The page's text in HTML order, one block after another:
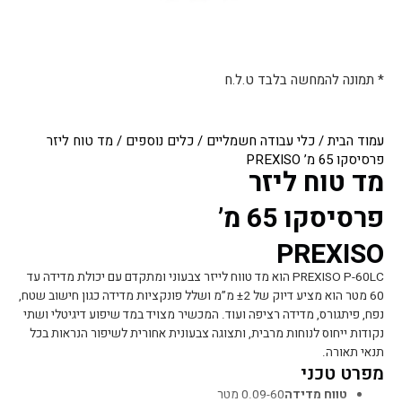
עמוד הבית/כלי עבודה חשמליים /כלים נוספים / מד טוח ליזר
פרסיסקו 65 מ’ PREXISO
מד טוח ליזר
פרסיסקו 65 מ’
PREXISO
PREXISO P-60LC הוא מד טווח לייזר צבעוני ומתקדם עם יכולת מדידה עד
60 מטר הוא מציע דיוק של ±2 מ”מ ושלל פונקציות מדידה כגון חישוב שטח,
נפח, פיתגורס, מדידה רציפה ועוד. המכשיר מצויד במד שיפוע דיגיטלי ושתי
נקודות ייחוס לנוחות מרבית, ותצוגה צבעונית אחורית לשיפור הנראות בכל
תנאי תאורה.
מפרט טכני
טווח מדידה0.09-60 מטר
* תמונה להמחשה בלבד ט.ל.ח